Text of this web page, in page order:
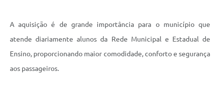
A aquisição é de grande importância para o município que
atende diariamente alunos da Rede Municipal e Estadual de
Ensino, proporcionando maior comodidade, conforto e segurança
aos passageiros.